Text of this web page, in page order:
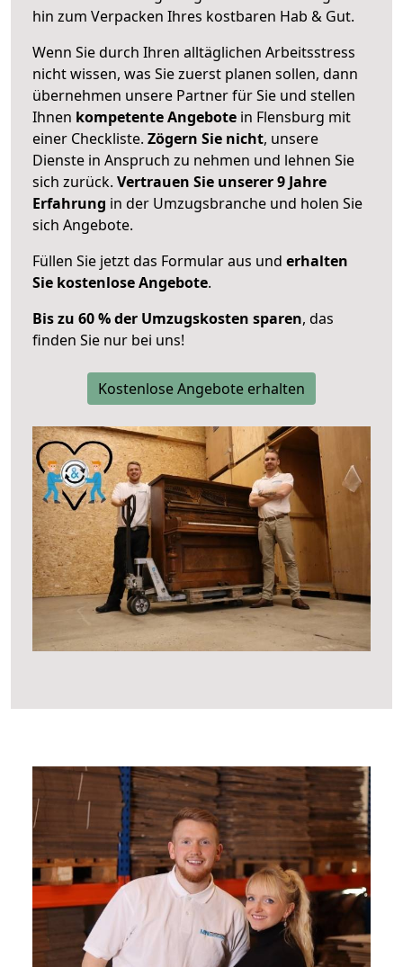
hin zum Verpacken Ihres kostbaren Hab & Gut.
Wenn Sie durch Ihren alltäglichen Arbeitsstress
nicht wissen, was Sie zuerst planen sollen, dann
übernehmen unsere Partner für Sie und stellen
Ihnen kompetente Angebote in Flensburg mit
einer Checkliste. Zögern Sie nicht, unsere
Dienste in Anspruch zu nehmen und lehnen Sie
sich zurück. Vertrauen Sie unserer 9 Jahre
Erfahrung in der Umzugsbranche und holen Sie
sich Angebote.
Füllen Sie jetzt das Formular aus und erhalten
Sie kostenlose Angebote.
Bis zu 60 % der Umzugskosten sparen, das
finden Sie nur bei uns!
Kostenlose Angebote erhalten